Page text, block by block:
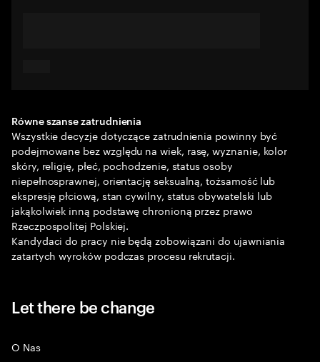
Równe szanse zatrudnienia
Wszystkie decyzje dotyczące zatrudnienia powinny być
podejmowane bez względu na wiek, rasę, wyznanie, kolor
skóry, religię, płeć, pochodzenie, status osoby
niepełnosprawnej, orientację seksualną, tożsamość lub
ekspresję płciową, stan cywilny, status obywatelski lub
jakąkolwiek inną podstawę chronioną przez prawo
Rzeczpospolitej Polskiej.
Kandydaci do pracy nie będą zobowiązani do ujawniania
zatartych wyroków podczas procesu rekrutacji.
Let there be change
O Nas